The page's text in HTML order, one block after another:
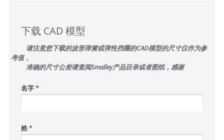
下载 CAD 模型
请注意您下载的波形弹簧或弹性挡圈的CAD模型的尺寸仅作为参
考值，
准确的尺寸公差请查阅Smalley产品目录或者图纸，感谢
名字 *
姓 *